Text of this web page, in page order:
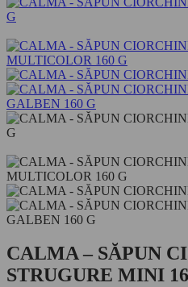
CALMA – SĂPUN
STRUGURE MINI